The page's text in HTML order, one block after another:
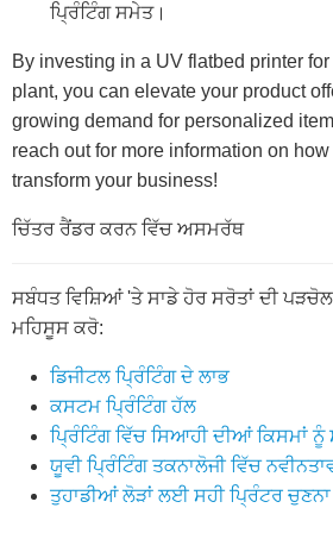
ਪ੍ਰਿੰਟਿੰਗ ਸਮੇਤ।
By investing in a UV flatbed printer
plant, you can elevate your product
growing demand for personalized
reach out for more information on
transform your business!
ਚਿੱਤਰ ਰੈਂਡਰ ਕਰਨ ਵਿੱਚ ਅਸਮਰੱਥ
ਸਬੰਧਤ ਵਿਸ਼ਿਆਂ 'ਤੇ ਸਾਡੇ ਹੋਰ ਸਰੋਤਾਂ ਦੀ
ਮਹਿਸੂਸ ਕਰੋ:
ਡਿਜੀਟਲ ਪ੍ਰਿੰਟਿੰਗ ਦੇ ਲਾਭ
ਕਸਟਮ ਪ੍ਰਿੰਟਿੰਗ ਹੱਲ
ਪ੍ਰਿੰਟਿੰਗ ਵਿੱਚ ਸਿਆਹੀ ਦੀਆਂ ਕਿਸਮਾਂ ਨੂੰ
ਯੂਵੀ ਪ੍ਰਿੰਟਿੰਗ ਤਕਨਾਲੋਜੀ ਵਿੱਚ
ਤੁਹਾਡੀਆਂ ਲੋੜਾਂ ਲਈ ਸਹੀ ਪ੍ਰਿੰਟਰ ਚੁਣਨਾ